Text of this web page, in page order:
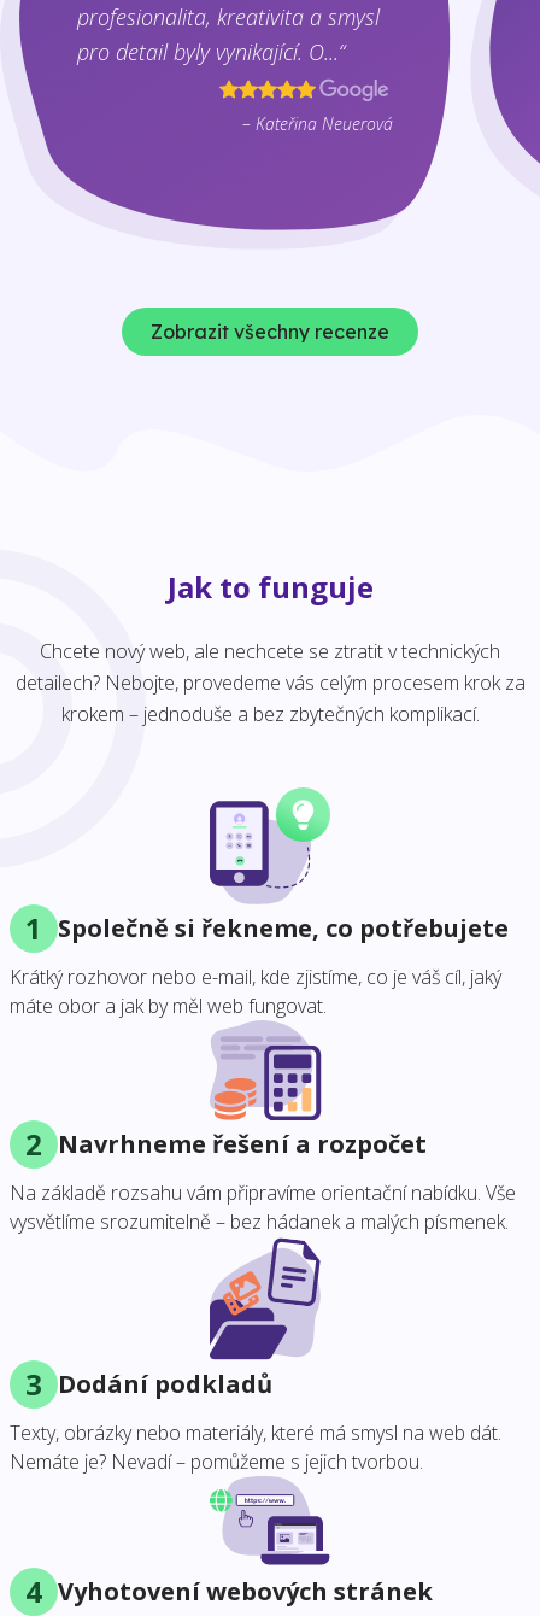
profesionalita, kreativita a smysl
pro detail byly vynikající. O...“
– Kateřina Neuerová
Zobrazit všechny recenze
Jak to funguje
Chcete nový web, ale nechcete se ztratit v technických
detailech? Nebojte, provedeme vás celým procesem krok za
krokem – jednoduše a bez zbytečných komplikací.
1 Společně si řekneme, co potřebujete
Krátký rozhovor nebo e-mail, kde zjistíme, co je váš cíl, jaký
máte obor a jak by měl web fungovat.
2 Navrhneme řešení a rozpočet
Na základě rozsahu vám připravíme orientační nabídku. Vše
vysvětlíme srozumitelně – bez hádanek a malých písmenek.
3 Dodání podkladů
Texty, obrázky nebo materiály, které má smysl na web dát.
Nemáte je? Nevadí – pomůžeme s jejich tvorbou.
4 Vyhotovení webových stránek